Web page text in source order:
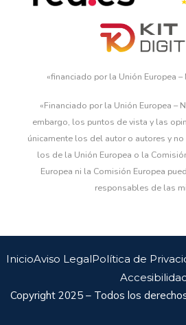
«financiado por la Unión Europea –
«Financiado por la Unión Europea –
embargo, los puntos de vista y las
únicamente los del autor o autores y
los de la Unión Europea o la
Europea ni la Comisión Europea
responsables de las
InicioAviso LegalPolítica de
Copyright 2025 – Todos los